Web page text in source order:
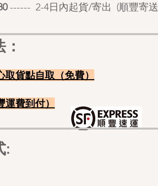
------ 2-4日內起貨/寄出 (順豐寄送
取貨點自取（免費）
運​費到付）
: